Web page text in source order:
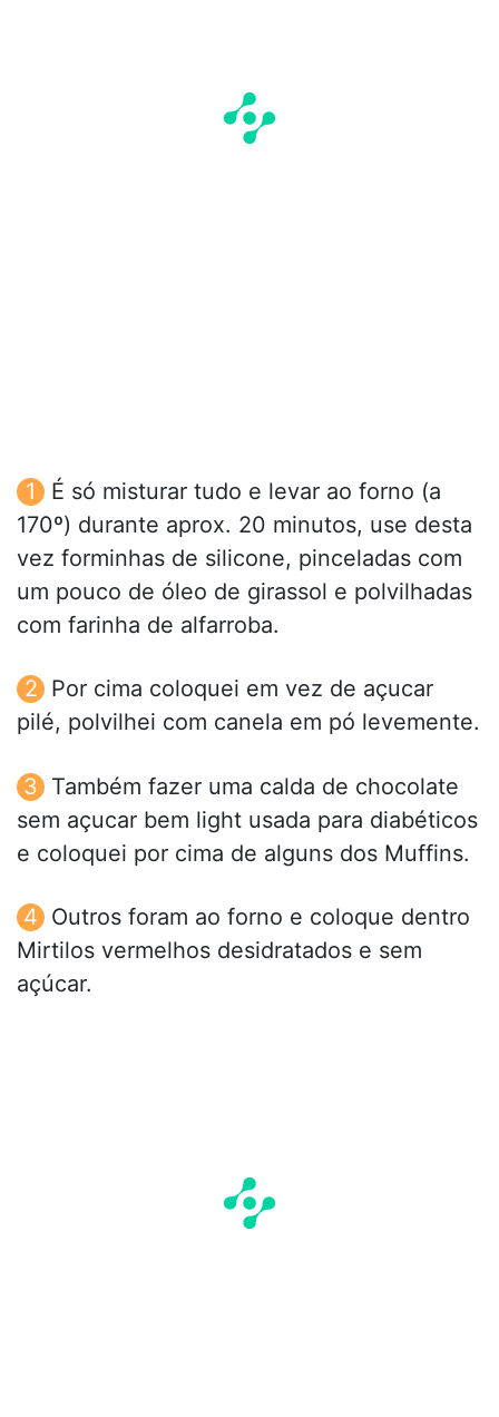
É só misturar tudo e levar ao forno (a
170º) durante aprox. 20 minutos, use desta
vez forminhas de silicone, pinceladas com
um pouco de óleo de girassol e polvilhadas
com farinha de alfarroba.
Por cima coloquei em vez de açucar
pilé, polvilhei com canela em pó levemente.
Também fazer uma calda de chocolate
sem açucar bem light usada para diabéticos
e coloquei por cima de alguns dos Muffins.
Outros foram ao forno e coloque dentro
Mirtilos vermelhos desidratados e sem
açúcar.